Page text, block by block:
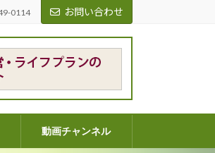
0114 お問い合わせ
動画チャンネル